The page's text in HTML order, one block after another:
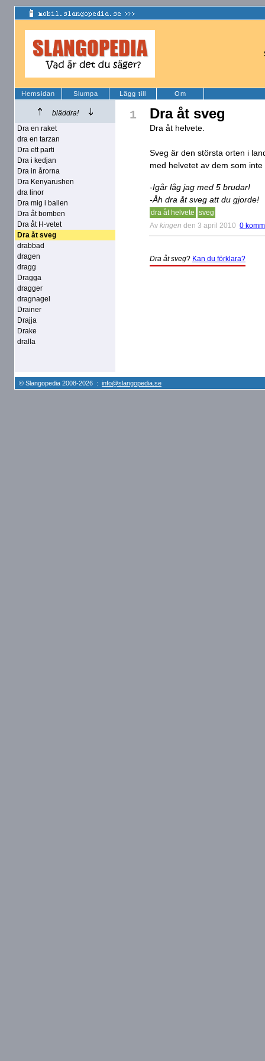
Hemsidan Slumpa Lägg till Om
bläddra!
Dra en raket
dra en tarzan
Dra ett parti
Dra i kedjan
Dra in årorna
Dra Kenyarushen
dra linor
Dra mig i ballen
Dra åt bomben
Dra åt H-vetet
Dra åt sveg
drabbad
dragen
dragg
Dragga
dragger
dragnagel
Drainer
Drajja
Drake
dralla
1 Dra åt sveg
Dra åt helvete.
Sveg är den största orten i
med helvetet av dem som inte
-Igår låg jag med 5 brudar!
-Åh dra åt sveg att du gjorde!
dra åt helvete sveg
Av kingen den 3 april 2010 0
Dra åt sveg? Kan du förklara?
© Slangopedia 2008-2026 : info@slangopedia.se